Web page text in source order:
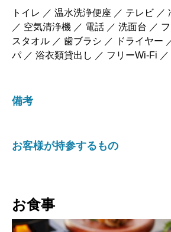
トイレ ／ 温水洗浄便座 ／ テレビ ／
／ 空気清浄機 ／ 電話 ／ 洗面台 ／
スタオル ／ 歯ブラシ ／ ドライヤー
パ ／ 浴衣類貸出し ／ フリーWi-Fi
備考
お客様が持参するもの
お食事